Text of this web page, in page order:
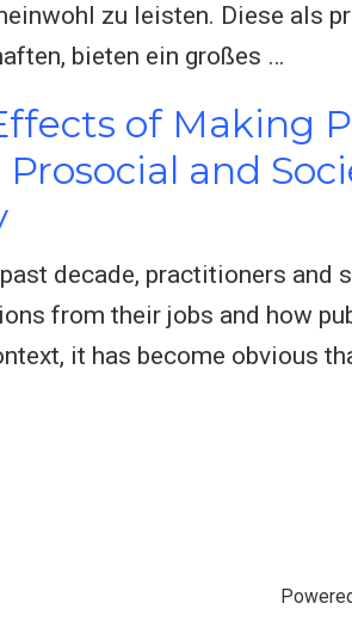
zu leisten. Diese als
bieten ein großes …
of Making
Prosocial and
decade, practitioners and
from their jobs and how
it has become obvious